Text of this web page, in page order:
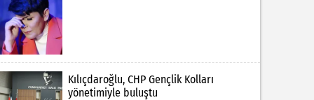
Kılıçdaroğlu, CHP Gençlik Kolları
yönetimiyle buluştu